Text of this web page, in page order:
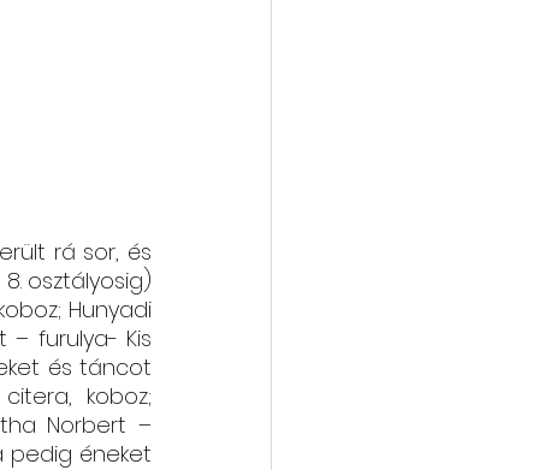
rá sor, és
osztályosig)
Hunyadi
– furulya- Kis
és táncot
koboz;
Norbert –
pedig éneket